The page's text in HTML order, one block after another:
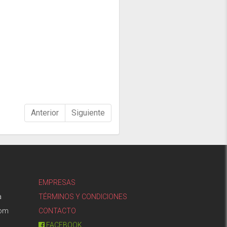
Anterior
Siguiente
EMPRESAS
TÉRMINOS Y CONDICIONES
CONTACTO
FACEBOOK